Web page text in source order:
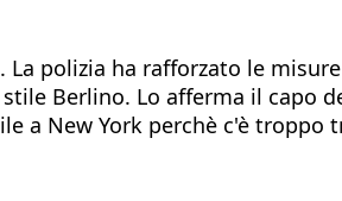
polizia ha rafforzato le
Berlino. Lo afferma il capo
a New York perchè c'è troppo